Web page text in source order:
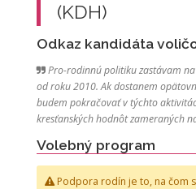
(KDH)
Odkaz kandidáta
Pro-rodinnú politiku zastávam
od roku 2010. Ak dostanem
budem pokračovať v týchto
kresťanských hodnôt zameraných
Volebný program
Podpora rodín je to, na čom